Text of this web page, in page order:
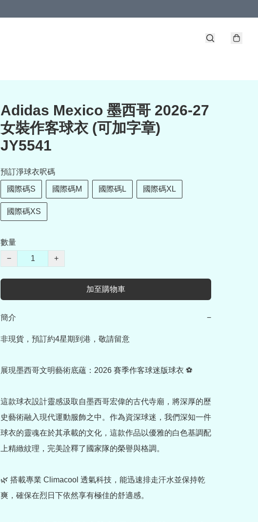
Adidas Mexico 墨西哥 2026-27
女裝作客球衣 (可加字章)
JY5541
預訂淨球衣呎碼
國際碼S 國際碼M 國際碼L 國際碼XL
國際碼XS
數量
−
+
加至購物車
簡介 −
非現貨，預訂約4星期到港，敬請留意
展現墨西哥文明藝術底蘊：2026 賽季作客球迷版球衣 ⚽
這款球衣設計靈感汲取自墨西哥宏偉的古代寺廟，將深厚的歷
史藝術融入現代運動服飾之中。作為資深球迷，我們深知一件
球衣的靈魂在於其承載的文化，這款作品以優雅的白色基調配
上精緻紋理，完美詮釋了國家隊的榮譽與格調。
🌿 搭載專業 Climacool 透氣科技，能迅速排走汗水並保持乾
爽，確保在烈日下依然享有極佳的舒適感。